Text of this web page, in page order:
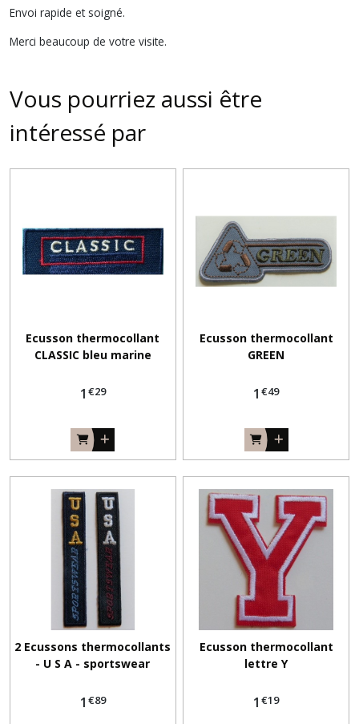
Envoi rapide et soigné.
Merci beaucoup de votre visite.
Vous pourriez aussi être
intéressé par
Ecusson thermocollant
CLASSIC bleu marine
1 €29
Ecusson thermocollant
GREEN
1 €49
2 Ecussons thermocollants
- U S A - sportswear
1 €89
Ecusson thermocollant
lettre Y
1 €19